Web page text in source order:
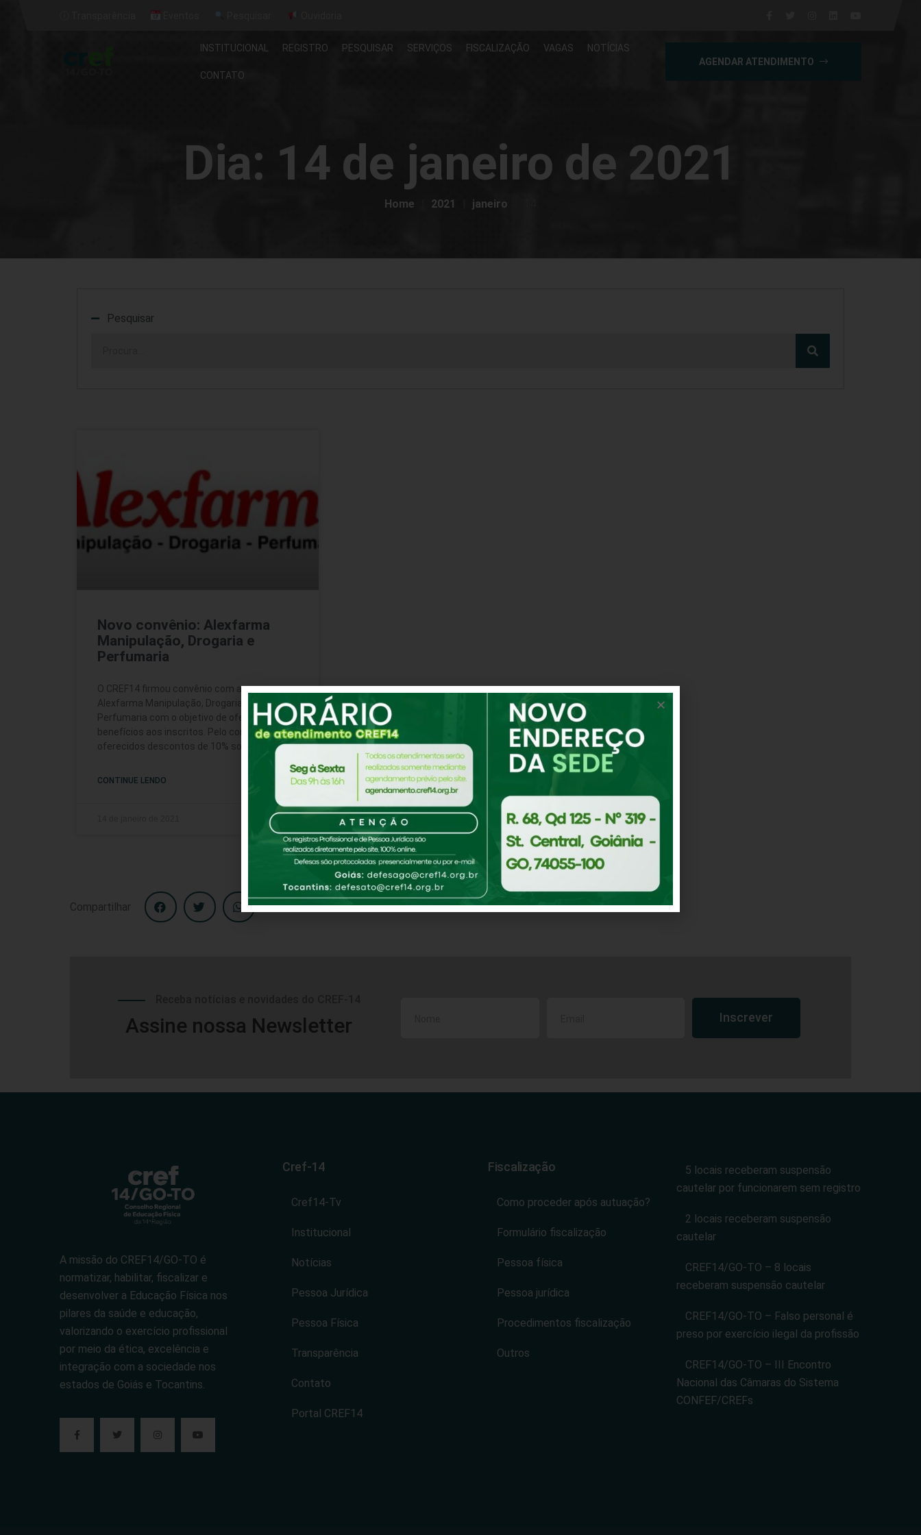
INSTITUCIONAL REGISTRO PESQUISAR SERVIÇOS FISCALIZAÇÃO VAGAS NOTÍCIAS
CONTATO
AGENDAR ATENDIMENTO
Dia: 14 de janeiro de 2021
Home 2021 janeiro
Pesquisar
Novo convênio: Alexfarma
Manipulação, Drogaria e
Perfumaria
O CREF14 firmou convênio com a
Alexfarma Manipulação, Drogaria e
Perfumaria com o objetivo de oferecer mais
benefícios aos inscritos. Pelo convênio, serão
oferecidos descontos de 10% sobre
CONTINUE LENDO
Compartilhar
Assine nossa Newsletter Inscrever
A missão do CREF14/GO-TO é
normatizar, habilitar, fiscalizar e
desenvolver a Educação Física nos
pilares da saúde e educação,
valorizando o exercício profissional
por meio da ética, excelência e
integração com a sociedade nos
estados de Goiás e Tocantins.
Cref-14
Cref14-Tv
Institucional
Notícias
Pessoa Jurídica
Pessoa Física
Transparência
Contato
Portal CREF14
Fiscalização
Como proceder após autuação?
Formulário fiscalização
Pessoa física
Pessoa jurídica
Procedimentos fiscalização
Outros
5 locais receberam suspensão
cautelar por funcionarem sem registro
2 locais receberam suspensão
cautelar
CREF14/GO-TO – 8 locais
receberam suspensão cautelar
CREF14/GO-TO – Falso personal é
preso por exercício ilegal da profissão
CREF14/GO-TO – III Encontro
Nacional das Câmaras do Sistema
CONFEF/CREFs